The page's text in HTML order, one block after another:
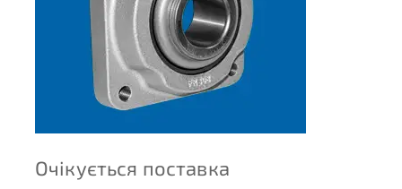
Очікується поставка